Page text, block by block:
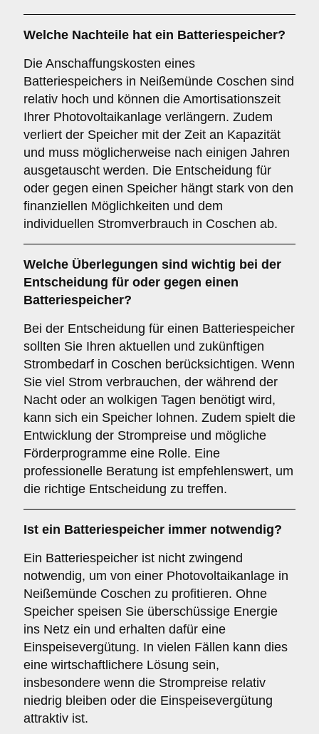
Welche Nachteile hat ein Batteriespeicher?
Die Anschaffungskosten eines
Batteriespeichers in Neißemünde Coschen sind
relativ hoch und können die Amortisationszeit
Ihrer Photovoltaikanlage verlängern. Zudem
verliert der Speicher mit der Zeit an Kapazität
und muss möglicherweise nach einigen Jahren
ausgetauscht werden. Die Entscheidung für
oder gegen einen Speicher hängt stark von den
finanziellen Möglichkeiten und dem
individuellen Stromverbrauch in Coschen ab.
Welche Überlegungen sind wichtig bei der
Entscheidung für oder gegen einen
Batteriespeicher?
Bei der Entscheidung für einen Batteriespeicher
sollten Sie Ihren aktuellen und zukünftigen
Strombedarf in Coschen berücksichtigen. Wenn
Sie viel Strom verbrauchen, der während der
Nacht oder an wolkigen Tagen benötigt wird,
kann sich ein Speicher lohnen. Zudem spielt die
Entwicklung der Strompreise und mögliche
Förderprogramme eine Rolle. Eine
professionelle Beratung ist empfehlenswert, um
die richtige Entscheidung zu treffen.
Ist ein Batteriespeicher immer notwendig?
Ein Batteriespeicher ist nicht zwingend
notwendig, um von einer Photovoltaikanlage in
Neißemünde Coschen zu profitieren. Ohne
Speicher speisen Sie überschüssige Energie
ins Netz ein und erhalten dafür eine
Einspeisevergütung. In vielen Fällen kann dies
eine wirtschaftlichere Lösung sein,
insbesondere wenn die Strompreise relativ
niedrig bleiben oder die Einspeisevergütung
attraktiv ist.